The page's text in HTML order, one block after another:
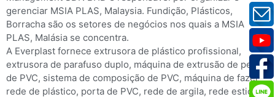
gerenciar MSIA PLAS, Malaysia. Fundição, Plásticos,
Borracha são os setores de negócios nos quais a MSIA
PLAS, Malásia se concentra.
A Everplast fornece extrusora de plástico profissional,
extrusora de parafuso duplo, máquina de extrusão de perfil
de PVC, sistema de composição de PVC, máquina de fazer
rede de plástico, porta de PVC, rede de argila, rede esticada